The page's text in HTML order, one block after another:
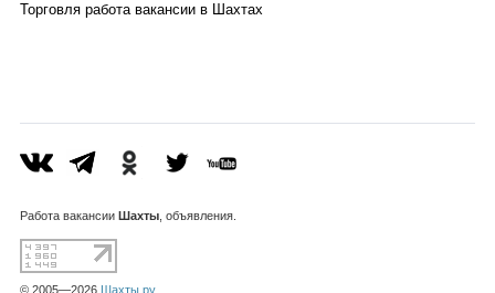
Торговля работа вакансии в Шахтах
Работа вакансии Шахты, объявления.
© 2005—2026 Шахты.ру